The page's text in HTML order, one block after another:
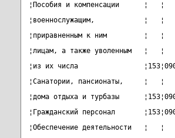
¦Пособия и компенсации
¦военнослужащим,            ¦
¦приравненным к ним
¦лицам, а также уволенным
¦из их числа
¦Санатории, пансионаты,
¦дома отдыха и турбазы
¦Гражданский персонал
¦Обеспечение деятельности